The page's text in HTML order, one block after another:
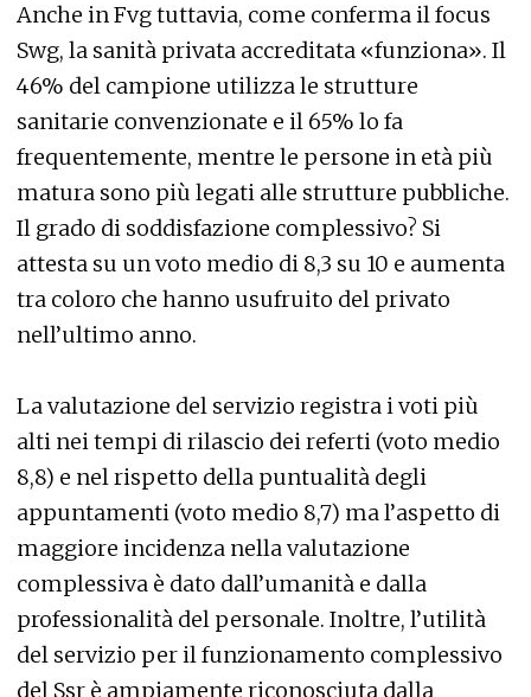
Anche in Fvg tuttavia, come conferma il focus
Swg, la sanità privata accreditata «funziona». Il
46% del campione utilizza le strutture
sanitarie convenzionate e il 65% lo fa
frequentemente, mentre le persone in età più
matura sono più legati alle strutture pubbliche.
Il grado di soddisfazione complessivo? Si
attesta su un voto medio di 8,3 su 10 e aumenta
tra coloro che hanno usufruito del privato
nell’ultimo anno.
La valutazione del servizio registra i voti più
alti nei tempi di rilascio dei referti (voto medio
8,8) e nel rispetto della puntualità degli
appuntamenti (voto medio 8,7) ma l’aspetto di
maggiore incidenza nella valutazione
complessiva è dato dall’umanità e dalla
professionalità del personale. Inoltre, l’utilità
del servizio per il funzionamento complessivo
del Ssr è ampiamente riconosciuta dalla